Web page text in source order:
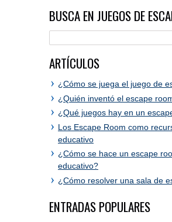
BUSCA EN JUEGOS DE
ARTÍCULOS
¿Cómo se juega el juego de
¿Quién inventó el escape
¿Qué juegos hay en un
Los Escape Room como
educativo
¿Cómo se hace un escape
educativo?
¿Cómo resolver una sala de
ENTRADAS POPULARES